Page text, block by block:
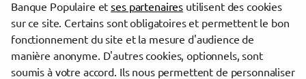
Champigny-sur-Marne
Alfortville
Saint-Maur-des-Fossés
Le Blanc-Mesnil
Banque Populaire etses partenaires utilisent des cookies
sur ce site. Certains sont obligatoires et permettent le bon
fonctionnement du site et la mesure d'audience de
manière anonyme. D'autres cookies, optionnels, sont
soumis à votre accord. Ils nous permettent de personnaliser